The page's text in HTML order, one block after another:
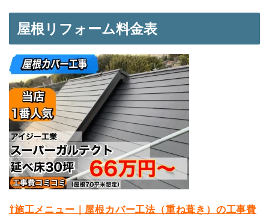
屋根リフォーム料金表
⇧施工メニュー｜屋根カバー工法（重ね葺き）の工事費